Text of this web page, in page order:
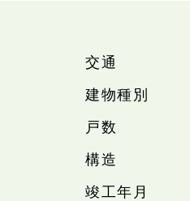
交通
建物種別
戸数
構造
竣工年月